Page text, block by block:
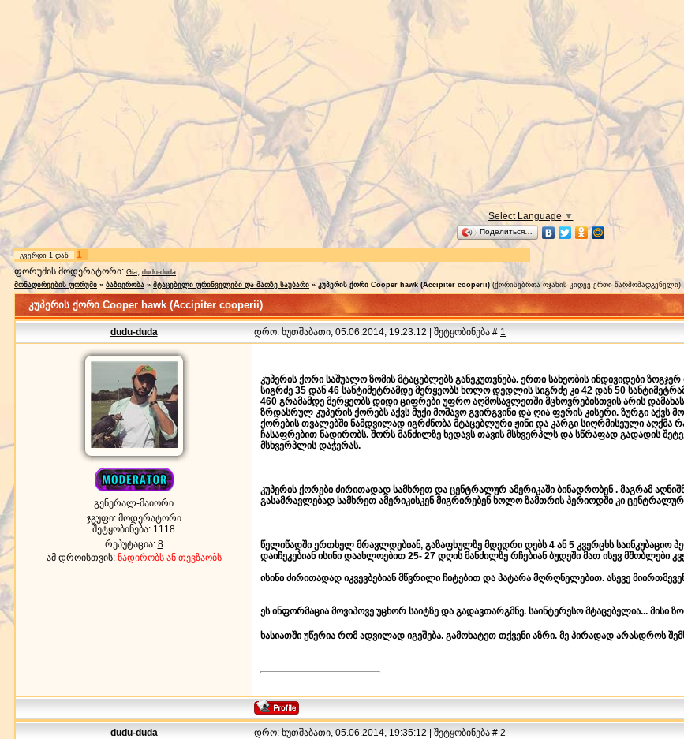
Select Language ▼
Поделиться…
გვერდი 1 დან
1
ფორუმის მოდერატორი: Gia, dudu-duda
მონადირეების ფორუმი » ბაზიერობა » მტაცებელი ფრინველები და მათზე საუბარი » კუპერის ქორი Cooper hawk (Accipiter cooperii) (ქორისებრთა ოჯახის კიდევ ერთი წარმომადგენელი)
კუპერის ქორი Cooper hawk (Accipiter cooperii)
dudu-duda დრო: ხუთშაბათი, 05.06.2014, 19:23:12 | შეტყობინება # 1
გენერალ-მაიორი
ჯგუფი: მოდერატორი
შეტყობინება: 1118
რეპუტაცია: 8
ამ დროისთვის: ნადირობს ან თევზაობს
კუპერის ქორი საშუალო ზომის მტაცებლებს განეკუთვნება. ერთი სახეობის ინდივიდები
სიგრძე 35 დან 46 სანტიმეტრამდე მერყეობს ხოლო დედლის სიგრძე კი 42 დან 50
460 გრამამდე მერყეობს დიდი ციფრები უფრო აღმოსავლეთში მცხოვრებისთვის არის
ზრდასრულ კუპერის ქორებს აქვს მუქი მოშავო გვირგვინი და ღია ფერის კისერი. ზურგი
ქორების თვალებში ნამდვილად იგრძნობა მტაცებლური ჟინი და კარგი სიღრმისეული აღქმა
ჩასაფრებით ნადირობს. შორს მანძილზე ხედავს თავის მსხვერპლს და სწრაფად გადადის
მსხვერპლის დაჭერას.
კუპერის ქორები ძირითადად სამხრეთ და ცენტრალურ ამერიკაში ბინადრობენ . მაგრამ
გასამრავლებად სამხრეთ ამერიკისკენ მიგრირებენ ხოლო ზამთრის პერიოდში კი ცენტრალურ
წელიწადში ერთხელ მრავლდებიან, გაზაფხულზე მდედრი დებს 4 ან 5 კვერცხს
დაიჩეკებიან ისინი დაახლოებით 25- 27 დღის მანძილზე რჩებიან ბუდეში მათ ისევ მშობლები
ისინი ძირითადად იკვევბებიან მწვრილი ჩიტებით და პატარა მღრღნელებით. ასევე
ეს ინფორმაცია მოვიპოვე უცხორ საიტზე და გადავთარგმნე. საინტერესო მტაცებელია... მისი
ხასიათში უწერია რომ ადვილად იგეშება. გამოხატეთ თქვენი აზრი. მე პირადად არასდროს
dudu-duda დრო: ხუთშაბათი, 05.06.2014, 19:35:12 | შეტყობინება # 2